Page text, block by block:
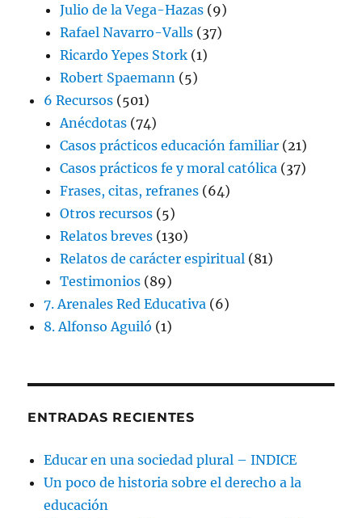
Julio de la Vega-Hazas (9)
Rafael Navarro-Valls (37)
Ricardo Yepes Stork (1)
Robert Spaemann (5)
6 Recursos (501)
Anécdotas (74)
Casos prácticos educación familiar (21)
Casos prácticos fe y moral católica (37)
Frases, citas, refranes (64)
Otros recursos (5)
Relatos breves (130)
Relatos de carácter espiritual (81)
Testimonios (89)
7. Arenales Red Educativa (6)
8. Alfonso Aguiló (1)
ENTRADAS RECIENTES
Educar en una sociedad plural – INDICE
Un poco de historia sobre el derecho a la
educación